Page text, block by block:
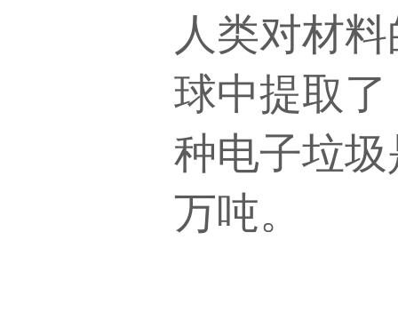
人类对材
球中提取了
种电子垃圾
万吨。